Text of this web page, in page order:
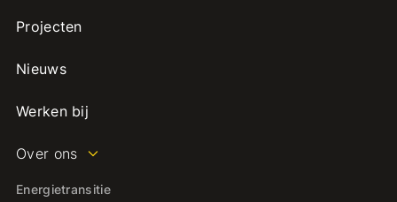
Projecten
Nieuws
Werken bij
Over ons
Energietransitie